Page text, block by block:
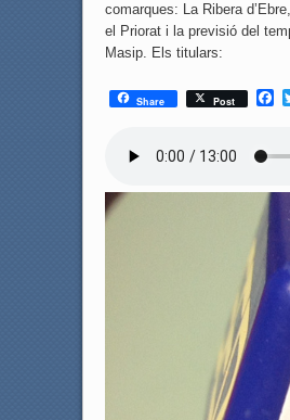
comarques: La Ribera
el Priorat i la previsió del
Masip. Els titulars:
Share Post
F